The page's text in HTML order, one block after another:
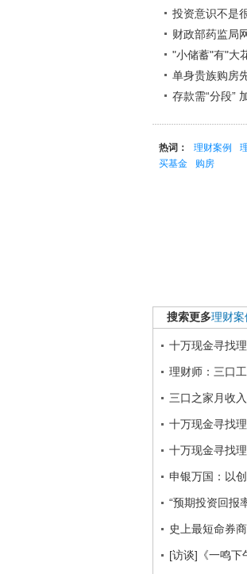
投资意识不是
财政部药监局
"小储蓄"有"大
单身贵族购房
存款需“分段”
热词： 理财案例
买基金
购房
搜索更多理财案
十万现金寻找
理财师：三口
三口之家月收
十万现金寻找
十万现金寻找
申银万国：以
“预期投资回报
史上最短命券
[访谈]《一鸣下